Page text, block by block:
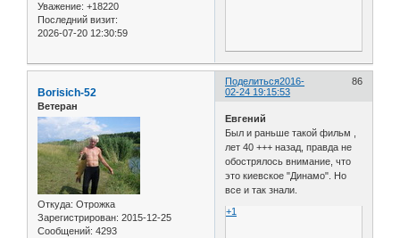
Уважение: +18220
Последний визит:
2026-07-20 12:30:59
Поделиться 86
2016-
02-24 19:15:53
Borisich-52
Ветеран
Откуда: Отрожка
Зарегистрирован: 2015-12-25
Сообщений: 4293
Евгений
Был и раньше такой фильм ,
лет 40 +++ назад, правда не
обострялось внимание, что
это киевское "Динамо". Но
все и так знали.
+1